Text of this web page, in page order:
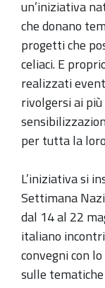
un’iniziativa
che donano
progetti che
celiaci. E
realizzati
rivolgersi ai
per tutta la
L’iniziativa si
Settimana
dal 14 al 22
italiano
convegni con
sulle